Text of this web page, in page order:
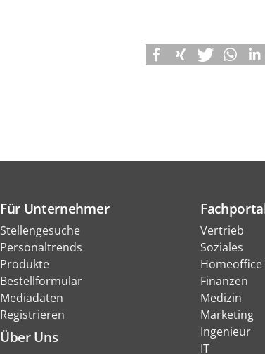
Für Unternehmer
Stellengesuche
Personaltrends
Produkte
Bestellformular
Mediadaten
Registrieren
Über Uns
Vertrieb
Soziales
Homeoffice
Finanzen
Medizin
Marketing
Ingenieur
IT